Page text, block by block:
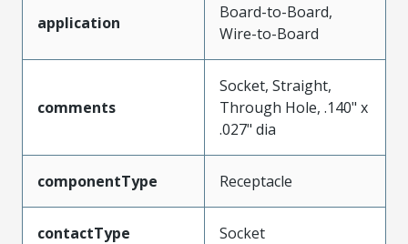
application
Board-to-Board,
Wire-to-Board
comments
Socket, Straight,
Through Hole, .140" x
.027" dia
componentType Receptacle
contactType Socket